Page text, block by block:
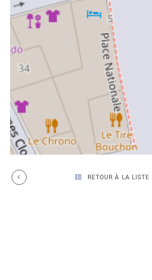
RETOUR À LA LISTE